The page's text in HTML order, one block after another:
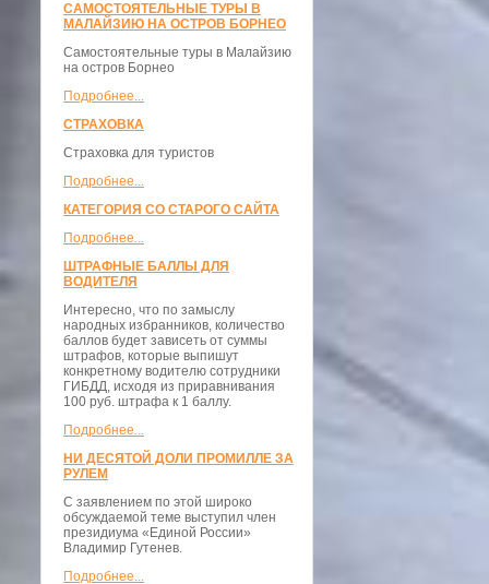
САМОСТОЯТЕЛЬНЫЕ ТУРЫ В
МАЛАЙЗИЮ НА ОСТРОВ БОРНЕО
Самостоятельные туры в Малайзию
на остров Борнео
Подробнее...
СТРАХОВКА
Страховка для туристов
Подробнее...
КАТЕГОРИЯ СО СТАРОГО САЙТА
Подробнее...
ШТРАФНЫЕ БАЛЛЫ ДЛЯ
ВОДИТЕЛЯ
Интересно, что по замыслу
народных избранников, количество
баллов будет зависеть от суммы
штрафов, которые выпишут
конкретному водителю сотрудники
ГИБДД, исходя из приравнивания
100 руб. штрафа к 1 баллу.
Подробнее...
НИ ДЕСЯТОЙ ДОЛИ ПРОМИЛЛЕ ЗА
РУЛЕМ
С заявлением по этой широко
обсуждаемой теме выступил член
президиума «Единой России»
Владимир Гутенев.
Подробнее...